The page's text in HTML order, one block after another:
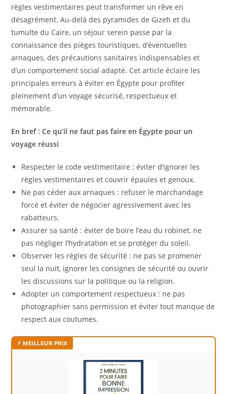
règles vestimentaires peut transformer un rêve en
désagrément. Au-delà des pyramides de Gizeh et du
tumulte du Caire, un séjour serein passe par la
connaissance des pièges touristiques, d’éventuelles
arnaques, des précautions sanitaires indispensables et
d’un comportement social adapté. Cet article éclaire les
principales erreurs à éviter en Égypte pour profiter
pleinement d’un voyage sécurisé, respectueux et
mémorable.
En bref : Ce qu’il ne faut pas faire en Égypte pour un
voyage réussi
Respecter le code vestimentaire : éviter d’ignorer les
règles vestimentaires et couvrir épaules et genoux.
Ne pas céder aux arnaques : refuser le marchandage
forcé et éviter de négocier agressivement avec les
rabatteurs.
Assurer sa santé : éviter de boire l’eau du robinet, ne
pas négliger l’hydratation et se protéger du soleil.
Observer les règles de sécurité : ne pas se promener
seul la nuit, ignorer les consignes de sécurité ou ouvrir
les discussions sur la politique ou la religion.
Adopter un comportement respectueux : ne pas
photographier sans permission et éviter tout manque de
respect aux coutumes.
⚡ MEILLEUR PRIX